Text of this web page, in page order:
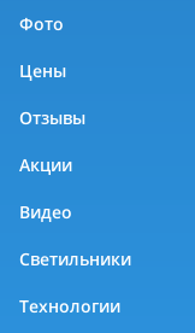
Фото
Цены
Отзывы
Акции
Видео
Светильники
Технологии